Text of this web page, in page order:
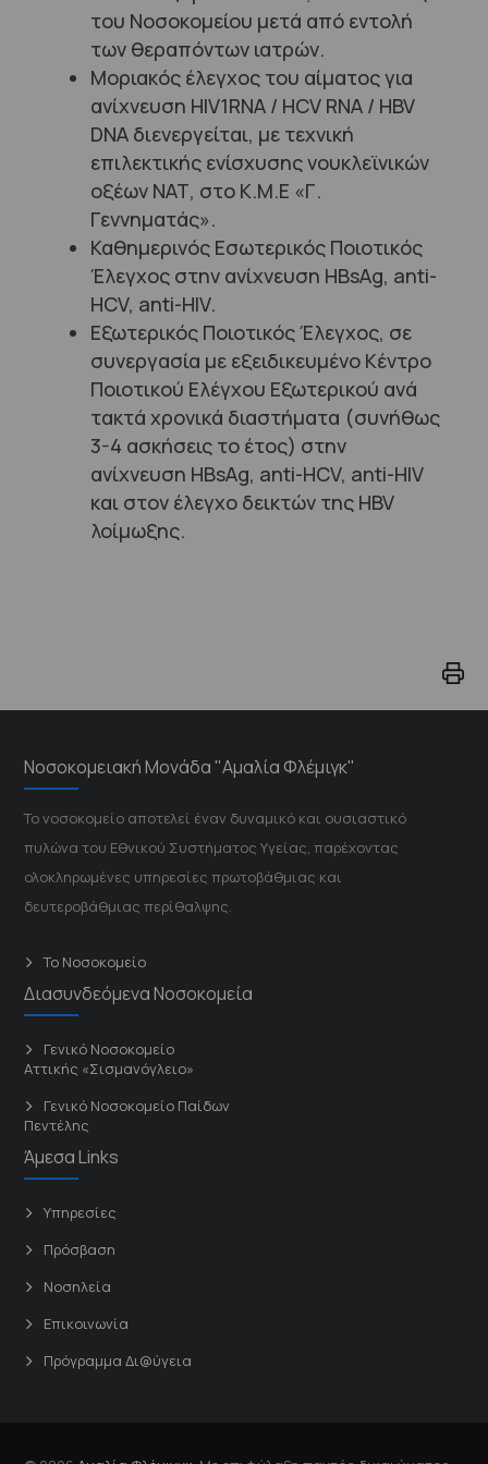
του Νοσοκομείου μετά από εντολή
των θεραπόντων ιατρών.
Μοριακός έλεγχος του αίματος για
ανίχνευση HIV1RNA / HCV RNA / HBV
DNA διενεργείται, με τεχνική
επιλεκτικής ενίσχυσης νουκλεϊνικών
οξέων ΝΑΤ, στο Κ.Μ.Ε «Γ.
Γεννηματάς».
Καθημερινός Εσωτερικός Ποιοτικός
Έλεγχος στην ανίχνευση HBsAg, anti-
HCV, anti-HIV.
Εξωτερικός Ποιοτικός Έλεγχος, σε
συνεργασία με εξειδικευμένο Κέντρο
Ποιοτικού Ελέγχου Εξωτερικού ανά
τακτά χρονικά διαστήματα (συνήθως
3-4 ασκήσεις το έτος) στην
ανίχνευση HBsAg, anti-HCV, anti-HIV
και στον έλεγχο δεικτών της HBV
λοίμωξης.
Νοσοκομειακή Μονάδα "Αμαλία Φλέμιγκ"
Το νοσοκομείο αποτελεί έναν δυναμικό και ουσιαστικό
πυλώνα του Εθνικού Συστήματος Υγείας, παρέχοντας
ολοκληρωμένες υπηρεσίες πρωτοβάθμιας και
δευτεροβάθμιας περίθαλψης.
Το Νοσοκομείο
Διασυνδεόμενα Νοσοκομεία
Γενικό Νοσοκομείο
Αττικής «Σισμανόγλειο»
Γενικό Νοσοκομείο Παίδων
Πεντέλης
Άμεσα Links
Υπηρεσίες
Πρόσβαση
Νοσηλεία
Επικοινωνία
Πρόγραμμα Δι@ύγεια